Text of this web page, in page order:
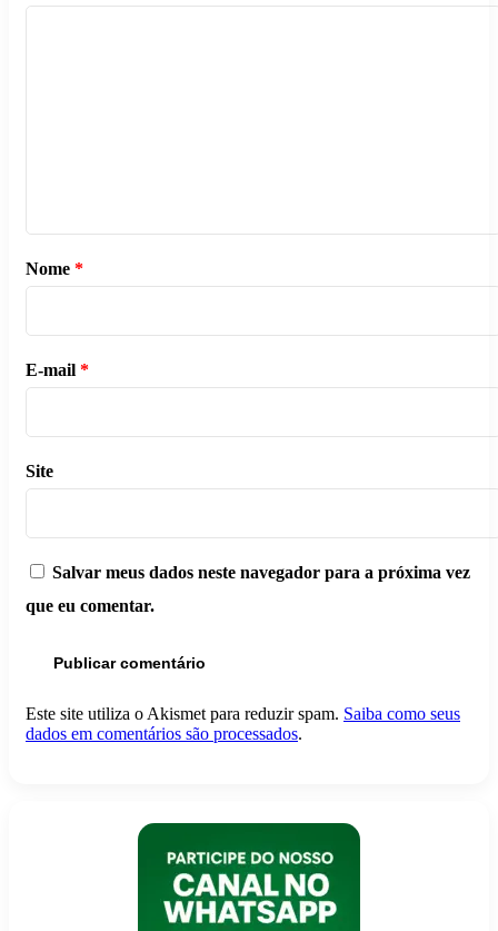
Nome *
E-mail *
Site
Salvar meus dados neste navegador para a próxima vez
que eu comentar.
Este site utiliza o Akismet para reduzir spam. Saiba como seus
dados em comentários são processados.